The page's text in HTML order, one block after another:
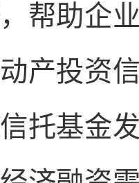
帮助企
产投资
托基金